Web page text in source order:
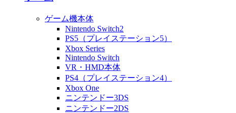
ゲーム機本体
Nintendo Switch2
PS5（プレイステーション5）
Xbox Series
Nintendo Switch
VR・HMD本体
PS4（プレイステーション4）
Xbox One
ニンテンドー3DS
ニンテンドー2DS